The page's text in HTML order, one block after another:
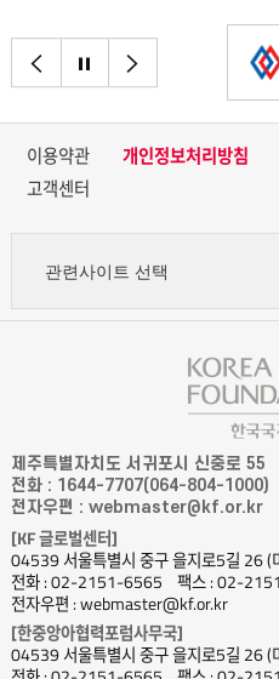
일반음식과 별반 다르지 않다. 양국 사
온다. 미얀마는 지금도 철저하게 스님
의해 이루어진다. 미얀마 스님들은 새
한 끼를 끝으로 철저한 금식을 지키고
물만 마셔야 한다. 한국 스님들은 ‘고
팽배하지만 사실상 부처님이 설한 법
없다’라는 계율이 가장 중요하다. 그
고기를 보시하면 선택하거나 거절할
절에 가면 스님들이 고기를 먹는다고
지극한 마음을 스님은 거절하면 안 되
‘죽이는 장면을 보지 않은 고기, 죽이
잡은 것이 아님을 알고 먹는 고기, 수
매나 독수리 따위가 먹다 남은 고기 등
명시되어 있기 때문이다. 스님이라고
않는다. 신도들이 평소에 먹는 음식을
마음에 고마움을 느끼며 스님들은 살
20대 초반에 너무 배고파 절에 가서 밥
스님께서 외국 여학생이 밥도 못 먹은
공양구(供養具)에서 생선튀김을 꺼내
음식에 대해 어떠한 생각도 갖지 않고,
이전으로
정지
이용약관 개인정보처리방침
고객센터
관련사이트 선택
제주특별자치도 서귀포시 신중로 55
전화 : 1644-7707(064-804-1000)
전자우편 : webmaster@kf.or.kr
[KF 글로벌센터]
04539 서울특별시 중구 을지로5길 26 (
전화 : 02-2151-6565
팩스 : 02-
전자우편 : webmaster@kf.or.kr
[한중앙아협력포럼사무국]
04539 서울특별시 중구 을지로5길 26 (